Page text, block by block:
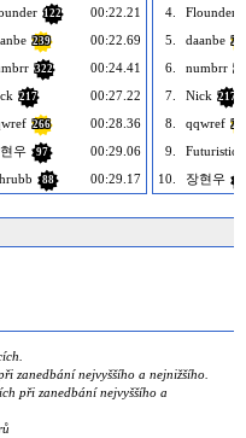
122
00:22.21
239
00:22.69
322
00:24.41
217
00:27.22
266
00:28.36
우 97
00:29.06
88 00:29.17
4.
Flounder
5. daanbe
6. numbrr
7. Nick 217
8. qqwref
9.
10.
장현우
zanedbání nejvyššího a nejnižšího.
při zanedbání nejvyššího a